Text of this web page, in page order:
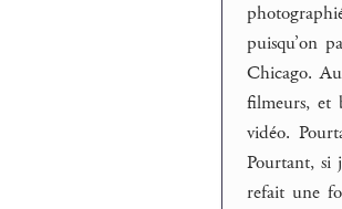
puisqu’on
Chicago.
filmeurs, et
vidéo.
Pourtant, si
refait une